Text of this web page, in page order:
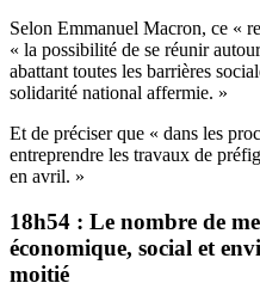
Selon Emmanuel Macron, ce «
« la possibilité de se réunir
abattant toutes les barrières
solidarité national affermie. »
Et de préciser que « dans les
entreprendre les travaux de
en avril. »
18h54 : Le nombre de
économique, social et
moitié